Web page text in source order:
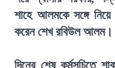
শাহে আলমকে সঙ্গে
করেন শেখ রবিউল আলম।
দিনের শেষ কর্মসূচিতে